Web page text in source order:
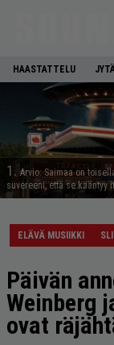
HAASTATTELU
1. Arvio: Saimaa on
suvereeni, että se kääntyy
ELÄVÄ MUSIIKKI
Päivän
Weinberg
ovat